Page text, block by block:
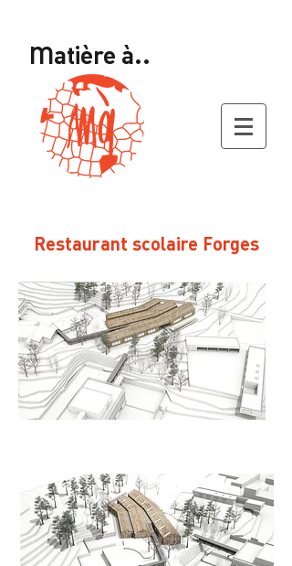
Matière à..
Restaurant scolaire Forges